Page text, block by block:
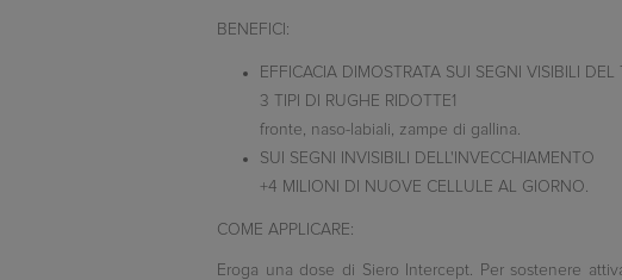
BENEFICI:
EFFICACIA DIMOSTRATA SUI SEGNI VISIBILI DEL
3 TIPI DI RUGHE RIDOTTE1
fronte, naso-labiali, zampe di gallina
SUI SEGNI INVISIBILI DELL'INVECCHIAMENTO
+4 MILIONI
DI NUOVE CELLULE AL GIORNO
COME APPLICARE:
Eroga una dose di Siero Intercept. Per sostenere